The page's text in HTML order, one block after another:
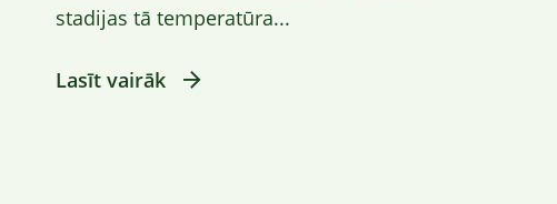
stadijas tā temperatūra...
Lasīt vairāk